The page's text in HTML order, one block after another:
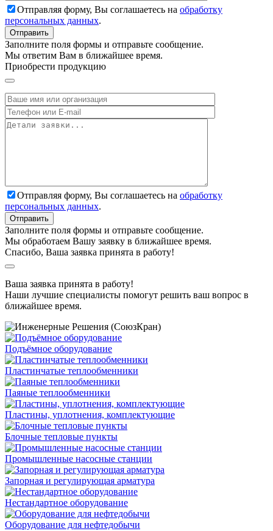
Отправляя форму, Вы соглашаетесь на обработку
персональных данных.
Заполните поля формы и отправьте сообщение.
Мы ответим Вам в ближайшее время.
Приобрести продукцию
Отправляя форму, Вы соглашаетесь на обработку
персональных данных.
Заполните поля формы и отправьте сообщение.
Мы обработаем Вашу заявку в ближайшее время.
Спасибо, Ваша заявка принята в работу!
Ваша заявка принята в работу!
Наши лучшие специалисты помогут решить ваш вопрос в
ближайшее время.
Подъёмное оборудование
Пластинчатые теплообменники
Паяные теплообменники
Пластины, уплотнения, комплектующие
Блочные тепловые пункты
Промышленные насосные станции
Запорная и регулирующая арматура
Нестандартное оборудование
Оборудование для нефтедобычи